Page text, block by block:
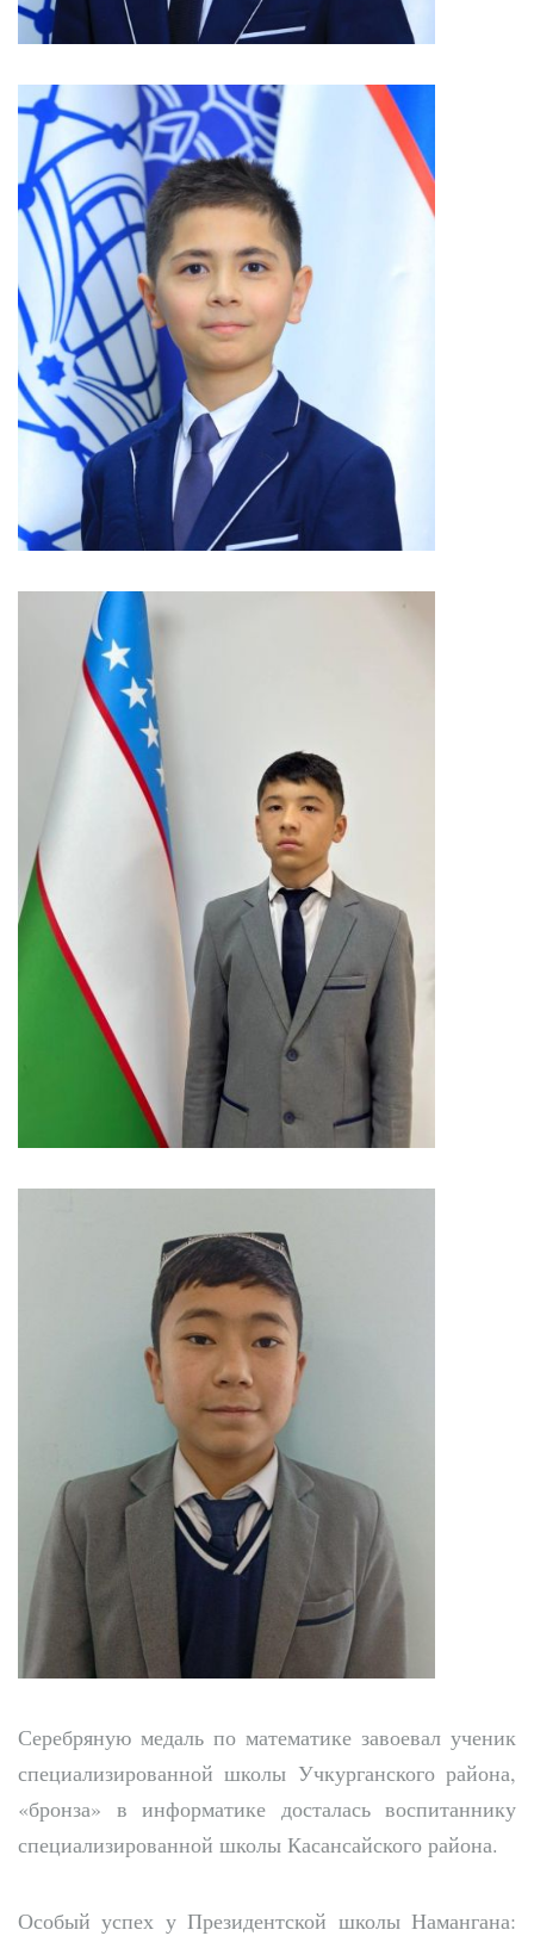
Серебряную медаль по математике завоевал ученик
специализированной школы Учкурганского района,
«бронза» в информатике досталась воспитаннику
специализированной школы Касансайского района.
Особый успех у Президентской школы Намангана: